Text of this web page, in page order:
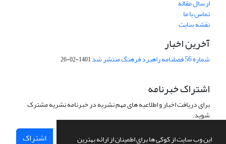
این وب سایت از کوکی ها برای اطمینان از ارائه بهترین
ارسال مقاله
تماس با ما
نقشه سایت
آخرین اخبار
شماره 56 فصلنامه راهبرد فرهنگ منتشر شد 1401-02-26
اشتراک خبرنامه
برای دریافت اخبار و اطلاعیه های مهم نشریه در خبرنامه نشریه مشترک
شوید.
اشتراک